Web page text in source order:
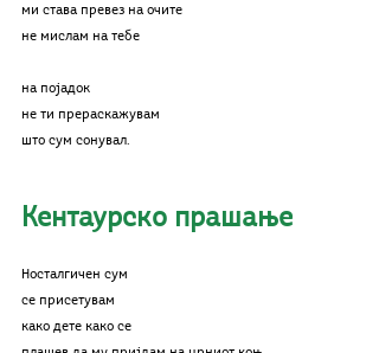
ми става превез на очите
не мислам на тебе
на појадок
не ти прераскажувам
што сум сонувал.
Кентаурско прашање
Носталгичен сум
се присетувам
како дете како се